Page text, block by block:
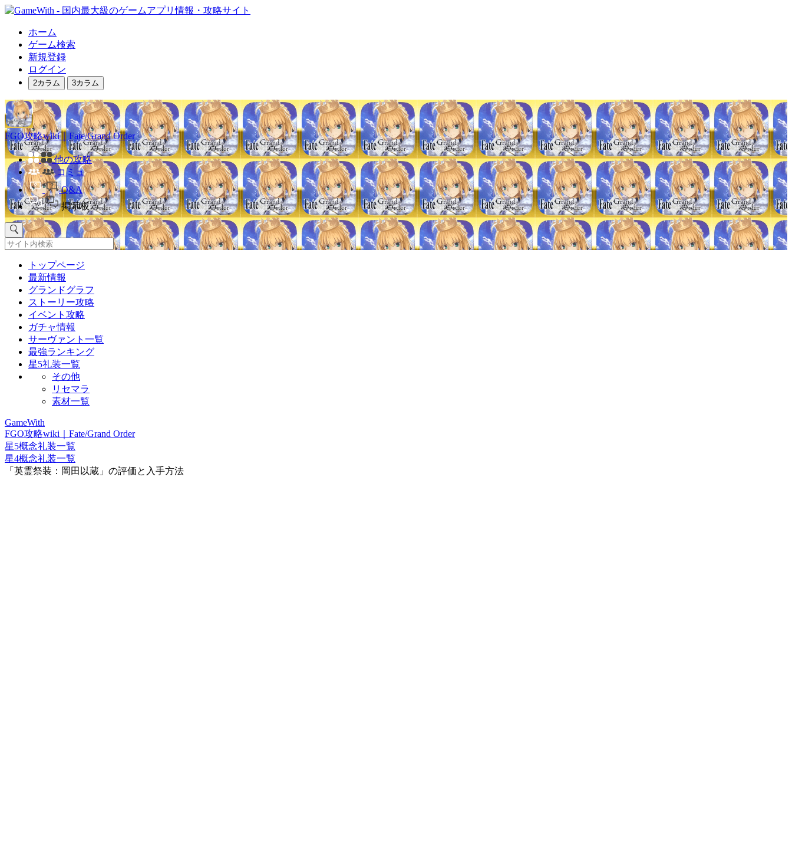
ホーム
ゲーム検索
新規登録
ログイン
2カラム 3カラム
FGO攻略wiki｜Fate/Grand Order
他の攻略
コミュ
Q&A
掲示板
トップページ
最新情報
グランドグラフ
ストーリー攻略
イベント攻略
ガチャ情報
サーヴァント一覧
最強ランキング
星5礼装一覧
その他
リセマラ
素材一覧
GameWith
FGO攻略wiki｜Fate/Grand Order
星5概念礼装一覧
星4概念礼装一覧
「英霊祭装：岡田以蔵」の評価と入手方法